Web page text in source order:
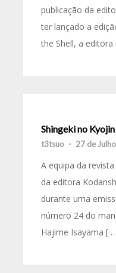
publicação da
ter lançado a
the Shell, a
Shingeki no
t3tsuo - 27 de
A equipa da
da editora
durante uma
número 24 do
Hajime Isayama [